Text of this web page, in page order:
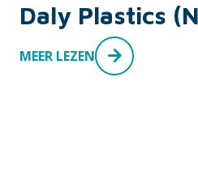
Daly Plastics
MEER LEZEN